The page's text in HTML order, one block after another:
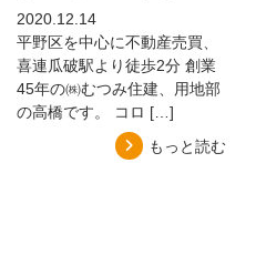
2020.12.14
平野区を中心に不動産売買、
喜連瓜破駅より徒歩2分 創業
45年の㈱むつみ住建、用地部
の高橋です。 コロ […]
もっと読む